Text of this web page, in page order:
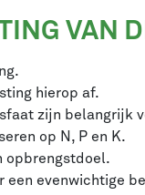
VAN
hierop af.
zijn belangrijk
op N, P en K.
opbrengstdoel.
een evenwichtige